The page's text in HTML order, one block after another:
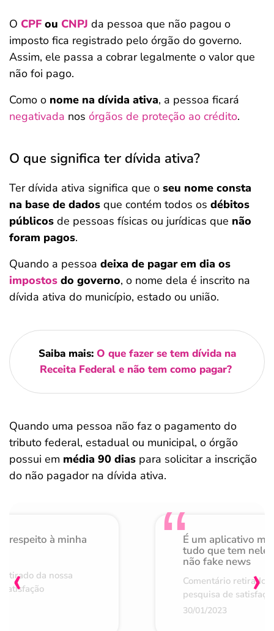
O CPF ou CNPJ da pessoa que não pagou o
imposto fica registrado pelo órgão do governo.
Assim, ele passa a cobrar legalmente o valor que
não foi pago.
Como o nome na dívida ativa, a pessoa ficará
negativada nos órgãos de proteção ao crédito.
O que significa ter dívida ativa?
Ter dívida ativa significa que o seu nome consta
na base de dados que contém todos os débitos
públicos de pessoas físicas ou jurídicas que não
foram pagos.
Quando a pessoa deixa de pagar em dia os
impostos do governo, o nome dela é inscrito na
dívida ativa do município, estado ou união.
Saiba mais: O que fazer se tem dívida na
Receita Federal e não tem como pagar?
Quando uma pessoa não faz o pagamento do
tributo federal, estadual ou municipal, o órgão
possui em média 90 dias para solicitar a inscrição
do não pagador na dívida ativa.
respeito à minha
da nossa
É um aplicativo
tudo que tem nele
não fake news
Comentário retirado
pesquisa de
30/01/2023
‹ ›